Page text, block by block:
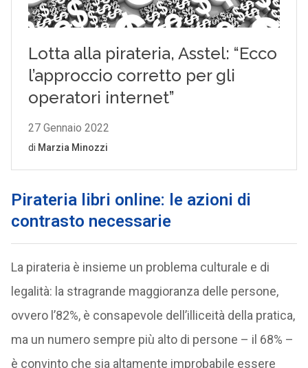
Pirateria libri online: le azioni di
contrasto necessarie
La pirateria è insieme un problema culturale e di
legalità: la stragrande maggioranza delle persone,
ovvero l’82%, è consapevole dell’illiceità della pratica,
ma un numero sempre più alto di persone – il 68% –
è convinto che sia altamente improbabile essere